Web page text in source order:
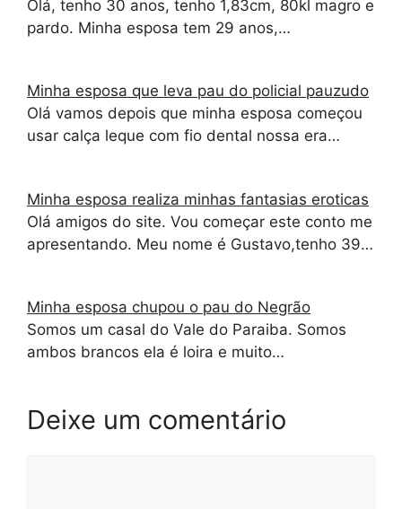
Olá, tenho 30 anos, tenho 1,83cm, 80kl magro e
pardo. Minha esposa tem 29 anos,…
Minha esposa que leva pau do policial pauzudo
Olá vamos depois que minha esposa começou
usar calça leque com fio dental nossa era…
Minha esposa realiza minhas fantasias eroticas
Olá amigos do site. Vou começar este conto me
apresentando. Meu nome é Gustavo,tenho 39…
Minha esposa chupou o pau do Negrão
Somos um casal do Vale do Paraiba. Somos
ambos brancos ela é loira e muito…
Deixe um comentário